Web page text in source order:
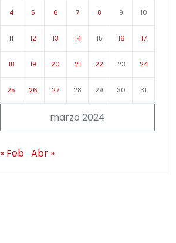
marzo 2024
4 5 6 7 8 9 10
11 12 13 14 15 16 17
18 19 20 21 22 23 24
25 26 27 28 29 30 31
« Feb Abr »